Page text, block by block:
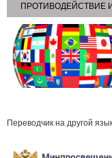
ПРОТИВОДЕЙСТВИЕ
Переводчик на другой